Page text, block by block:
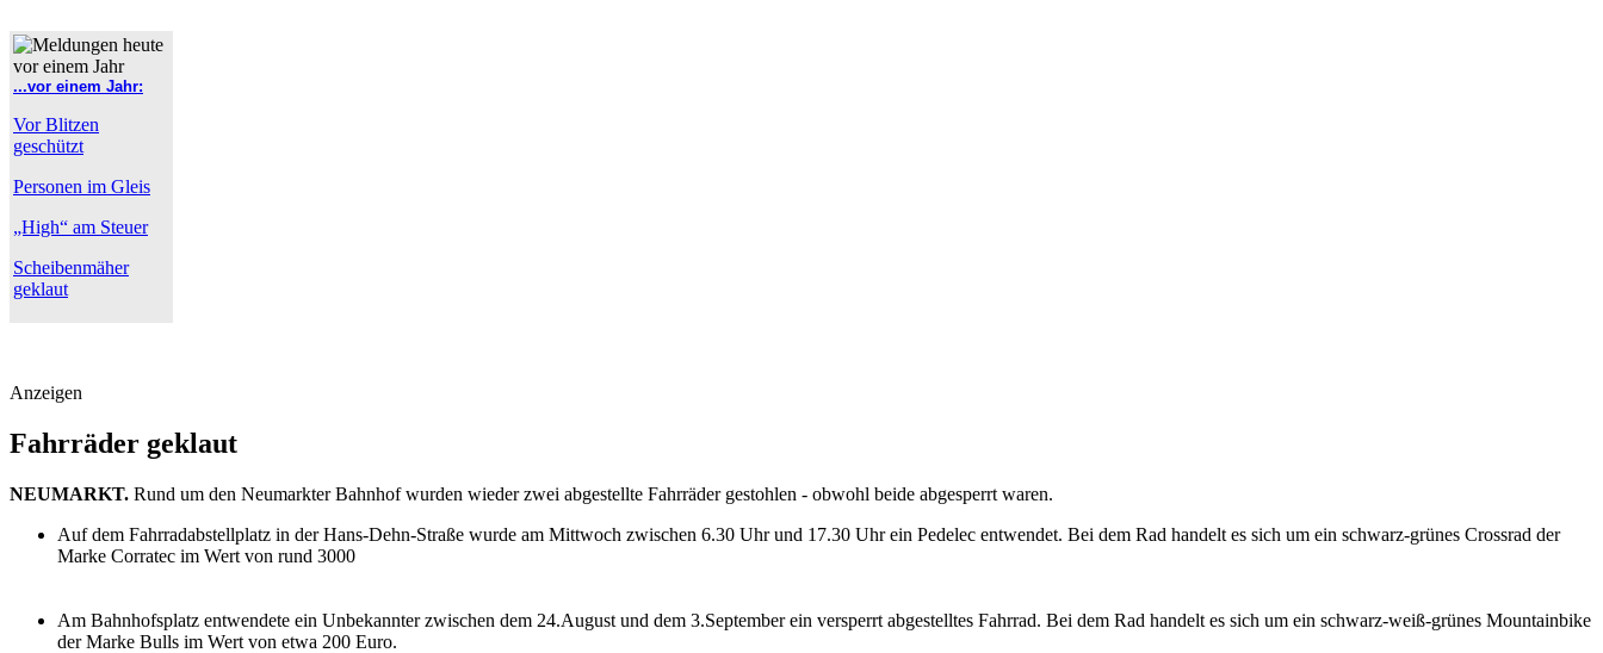
...vor einem Jahr:
Vor Blitzen
geschützt
Personen im Gleis
„High“ am Steuer
Scheibenmäher
geklaut
Anzeigen
Fahrräder geklaut
NEUMARKT. Rund um den Neumarkter Bahnhof wurden wieder zwei abgestellte Fahrräder gestohlen - obwohl beide abgesperrt waren.
Auf dem Fahrradabstellplatz in der Hans-Dehn-Straße wurde am Mittwoch zwischen 6.30 Uhr und 17.30 Uhr ein Pedelec entwendet. Bei dem Rad handelt es sich um ein schwarz-grünes Crossrad der
Marke Corratec im Wert von rund 3000
Am Bahnhofsplatz entwendete ein Unbekannter zwischen dem 24.August und dem 3.September ein versperrt abgestelltes Fahrrad. Bei dem Rad handelt es sich um ein schwarz-weiß-grünes Mountainbike
der Marke Bulls im Wert von etwa 200 Euro.